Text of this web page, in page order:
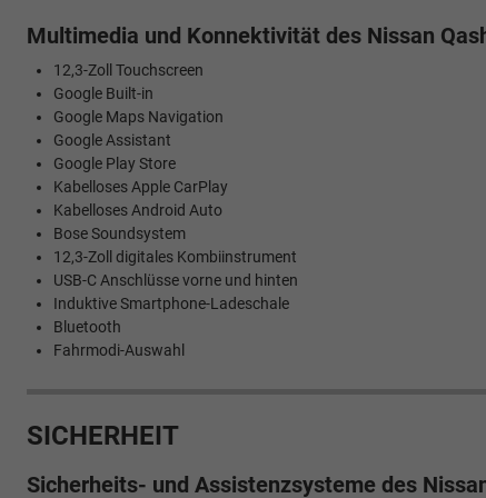
Multimedia und Konnektivität des Nissan
12,3-Zoll Touchscreen
Google Built-in
Google Maps Navigation
Google Assistant
Google Play Store
Kabelloses Apple CarPlay
Kabelloses Android Auto
Bose Soundsystem
12,3-Zoll digitales Kombiinstrument
USB-C Anschlüsse vorne und hinten
Induktive Smartphone-Ladeschale
Bluetooth
Fahrmodi-Auswahl
SICHERHEIT
Sicherheits- und Assistenzsysteme des